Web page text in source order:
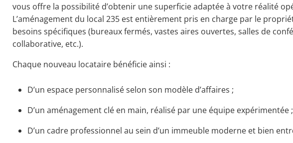
vous offre la possibilité d’obtenir une superficie adaptée à votre réalité
L’aménagement du local 235 est entièrement pris en charge par le
besoins spécifiques (bureaux fermés, vastes aires ouvertes, salles de
collaborative, etc.).
Chaque nouveau locataire bénéficie ainsi :
D’un espace personnalisé selon son modèle d’affaires ;
D’un aménagement clé en main, réalisé par une équipe expérimentée ;
D’un cadre professionnel au sein d’un immeuble moderne et bien